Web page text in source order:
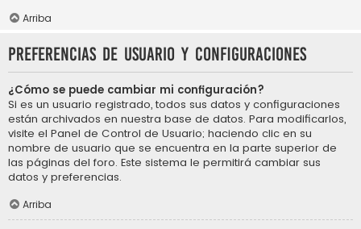
Arriba
Preferencias de usuario y configuraciones
¿Cómo se puede cambiar mi configuración?
Si es un usuario registrado, todos sus datos y configuraciones
están archivados en nuestra base de datos. Para modificarlos,
visite el Panel de Control de Usuario; haciendo clic en su
nombre de usuario que se encuentra en la parte superior de
las páginas del foro. Este sistema le permitirá cambiar sus
datos y preferencias.
Arriba